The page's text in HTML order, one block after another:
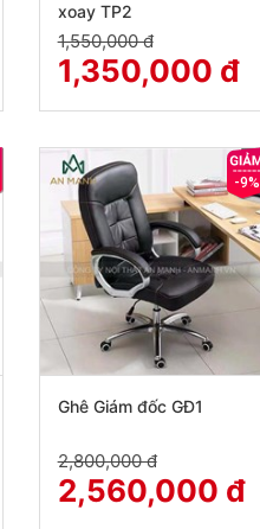
xoay TP2
1,550,000 đ
1,350,000 đ
Ghê Giám đốc GĐ1
2,800,000 đ
2,560,000 đ
-9%